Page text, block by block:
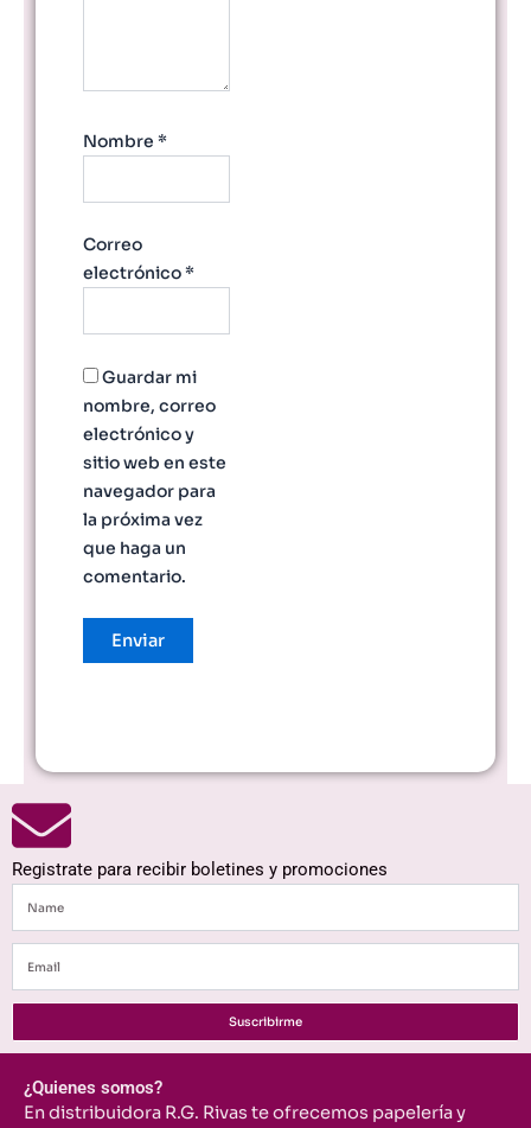
Nombre *
Correo
electrónico*
Guardar mi
nombre, correo
electrónico y
sitio web en este
navegador para
la próxima vez
que haga un
comentario.
Registrate para recibir boletines y promociones
Suscribirme
¿Quienes somos?
En distribuidora R.G. Rivas te ofrecemos papelería y